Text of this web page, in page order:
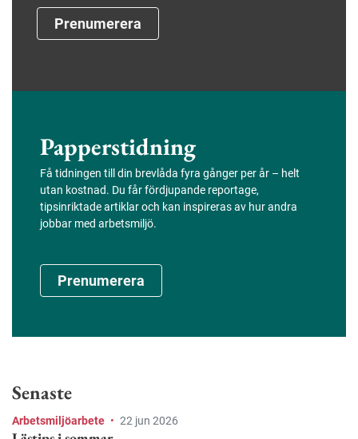
Prenumerera
Papperstidning
Få tidningen till din brevlåda fyra gånger per år – helt
utan kostnad. Du får fördjupande reportage,
tipsinriktade artiklar och kan inspireras av hur andra
jobbar med arbetsmiljö.
Prenumerera
Senaste
Arbetsmiljöarbete • 22 jun 2026